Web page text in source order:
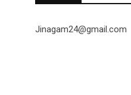
Jinagam24@gmail.com